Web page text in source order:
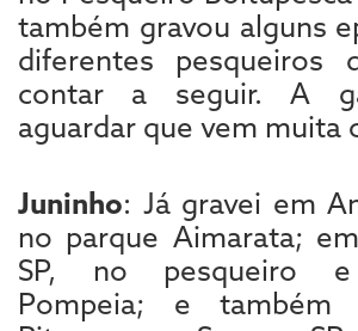
também gravou alguns
diferentes pesqueiros
contar a seguir. A
aguardar que vem muita
Juninho: Já gravei em
no parque Aimarata;
SP, no pesqueiro e
Pompeia; e também